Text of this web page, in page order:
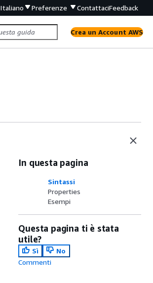
Italiano Preferenze ContattaciFeedback
Crea un Account AWS
In questa pagina
Sintassi
Properties
Esempi
Questa pagina ti è stata
utile?
Sì
No
Commenti